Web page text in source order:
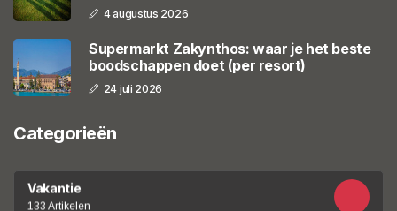
4 augustus 2026
Supermarkt Zakynthos: waar je het beste
boodschappen doet (per resort)
24 juli 2026
Categorieën
Vakantie
133 Artikelen